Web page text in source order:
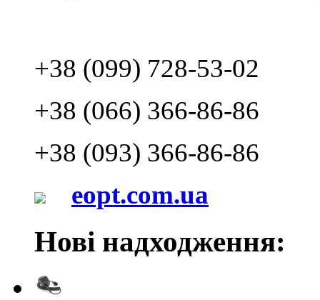
+38 (099) 728-53-02
+38 (066) 366-86-86
+38 (093) 366-86-86
eopt.com.ua
Нові надходження: